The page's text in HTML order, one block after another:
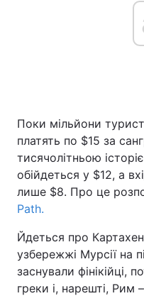
Головна
Україна
Економіка
Техно і зв'язок
Зброя
Поки мільйони
платять по $15 за
тисячолітньою
обійдеться у $12, а
лише $8. Про це
Path.
Йдеться про
узбережжі Мурсії на
заснували фінікійці,
греки і, нарешті, Рим